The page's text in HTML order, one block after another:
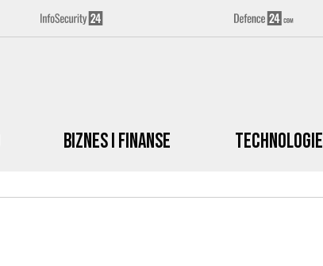
Biznes i Finanse Technologie